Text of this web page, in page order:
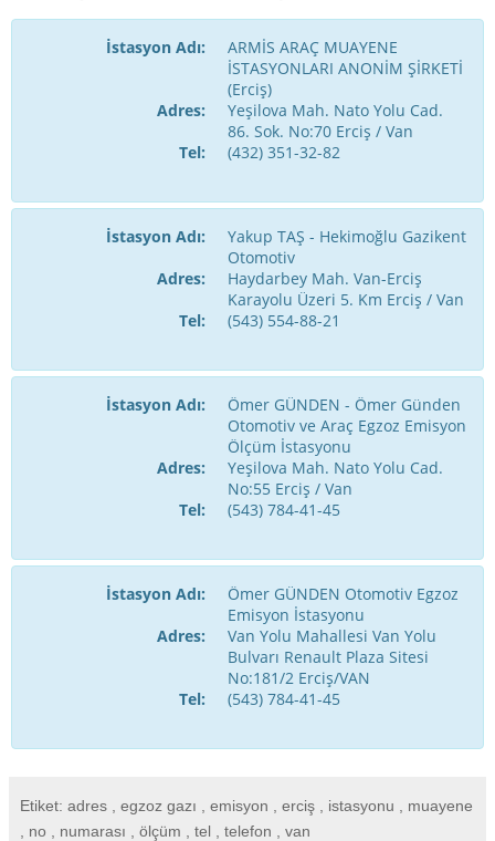
İstasyon Adı:
ARMİS ARAÇ MUAYENE
İSTASYONLARI ANONİM ŞİRKETİ
(Erciş)
Adres:
Yeşilova Mah. Nato Yolu Cad.
86. Sok. No:70 Erciş / Van
Tel:
(432) 351-32-82
İstasyon Adı:
Yakup TAŞ - Hekimoğlu Gazikent
Otomotiv
Adres:
Haydarbey Mah. Van-Erciş
Karayolu Üzeri 5. Km Erciş / Van
Tel:
(543) 554-88-21
İstasyon Adı:
Ömer GÜNDEN - Ömer Günden
Otomotiv ve Araç Egzoz Emisyon
Ölçüm İstasyonu
Adres:
Yeşilova Mah. Nato Yolu Cad.
No:55 Erciş / Van
Tel:
(543) 784-41-45
İstasyon Adı:
Ömer GÜNDEN Otomotiv Egzoz
Emisyon İstasyonu
Adres:
Van Yolu Mahallesi Van Yolu
Bulvarı Renault Plaza Sitesi
No:181/2 Erciş/VAN
Tel:
(543) 784-41-45
Etiket: adres , egzoz gazı , emisyon , erciş , istasyonu , muayene
, no , numarası , ölçüm , tel , telefon , van